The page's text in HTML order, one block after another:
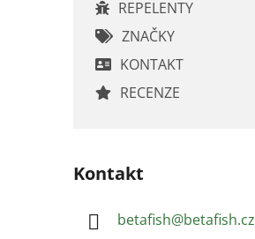
REPELENTY
ZNAČKY
KONTAKT
RECENZE
Kontakt
betafish@betafish.cz